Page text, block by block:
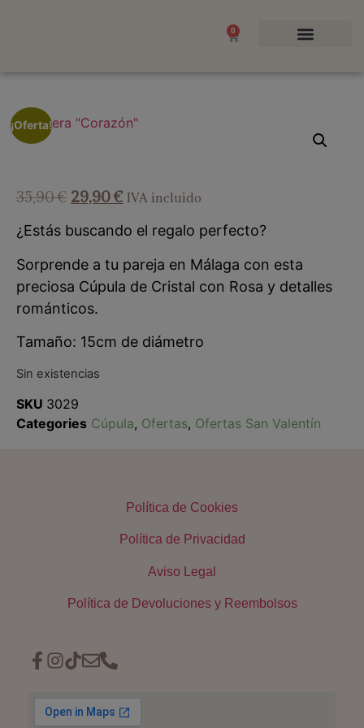
0
¡Oferta!
35,90€ 29,90€ IVA incluido
¿Estás buscando el regalo perfecto?
Sorprende a tu pareja en Málaga con esta
preciosa Cúpula de Cristal con Rosa y detalles
románticos.
Tamaño: 15cm de diámetro
Sin existencias
SKU 3029
Categories Cúpula, Ofertas, Ofertas San Valentín
Política de Cookies
Política de Privacidad
Aviso Legal
Política de Devoluciones y Reembolsos